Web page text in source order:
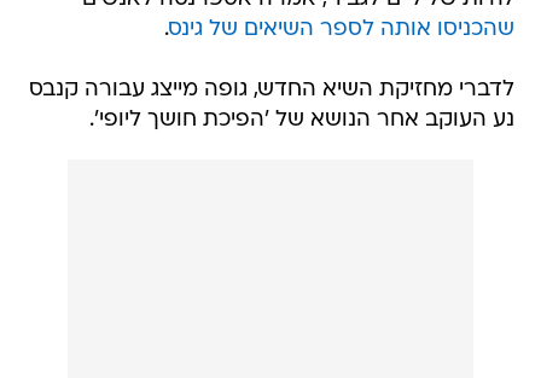
שהכניסו אותה לספר השיאים של גינס.
לדברי מחזיקת השיא החדש, גופה מייצג עבורה קנבס
נע העוקב אחר הנושא של 'הפיכת חושך ליופי'.